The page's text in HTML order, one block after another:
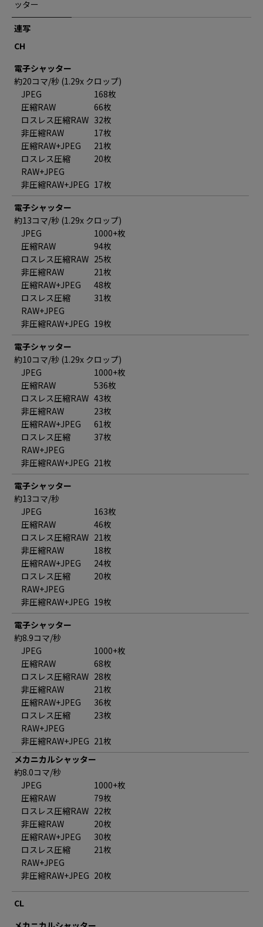
ッター
連写
CH
電子シャッター
約20コマ/秒 (1.29x クロップ)
JPEG
168枚
圧縮RAW
66枚
ロスレス圧縮RAW 32枚
非圧縮RAW
17枚
圧縮RAW+JPEG
21枚
ロスレス圧縮
RAW+JPEG
20枚
非圧縮RAW+JPEG 17枚
電子シャッター
約13コマ/秒 (1.29x クロップ)
JPEG
1000+枚
圧縮RAW
94枚
ロスレス圧縮RAW 25枚
非圧縮RAW
21枚
圧縮RAW+JPEG
48枚
ロスレス圧縮
RAW+JPEG
31枚
非圧縮RAW+JPEG 19枚
電子シャッター
約10コマ/秒 (1.29x クロップ)
JPEG
1000+枚
圧縮RAW
536枚
ロスレス圧縮RAW 43枚
非圧縮RAW
23枚
圧縮RAW+JPEG
61枚
ロスレス圧縮
RAW+JPEG
37枚
非圧縮RAW+JPEG 21枚
電子シャッター
約13コマ/秒
JPEG
163枚
圧縮RAW
46枚
ロスレス圧縮RAW 21枚
非圧縮RAW
18枚
圧縮RAW+JPEG
24枚
ロスレス圧縮
RAW+JPEG
20枚
非圧縮RAW+JPEG 19枚
電子シャッター
約8.9コマ/秒
JPEG
1000+枚
圧縮RAW
68枚
ロスレス圧縮RAW 28枚
非圧縮RAW
21枚
圧縮RAW+JPEG
36枚
ロスレス圧縮
RAW+JPEG
23枚
非圧縮RAW+JPEG 21枚
メカニカルシャッター
約8.0コマ/秒
JPEG
1000+枚
圧縮RAW
79枚
ロスレス圧縮RAW 22枚
非圧縮RAW
20枚
圧縮RAW+JPEG
30枚
ロスレス圧縮
RAW+JPEG
21枚
非圧縮RAW+JPEG 20枚
CL